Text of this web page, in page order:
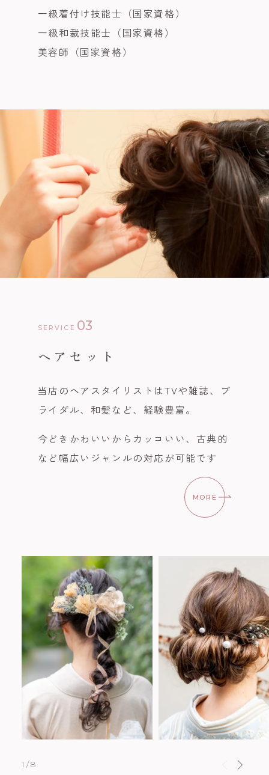
一級着付け技能士（国家資格）
一級和裁技能士（国家資格）
美容師（国家資格）
SERVICE 03
ヘアセット
当店のヘアスタイリストはTVや雑誌、ブ
ライダル、和髪など、経験豊富。
今どきかわいいからカッコいい、古典的
など幅広いジャンルの対応が可能です
MORE
1/8